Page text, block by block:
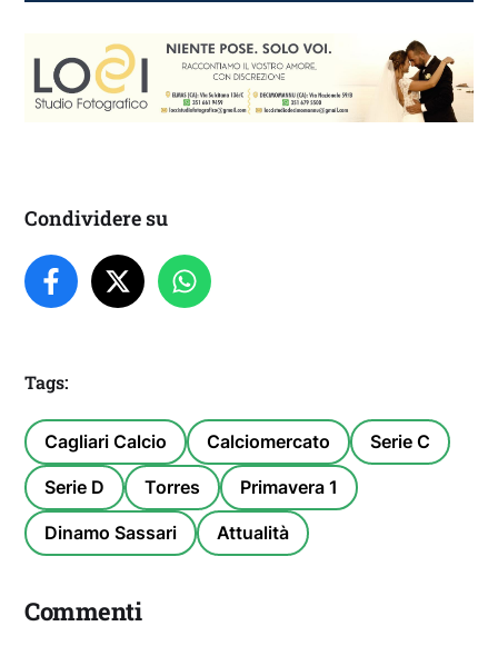
Condividere su
Tags:
Cagliari Calcio Calciomercato Serie C
Serie D Torres Primavera 1
Dinamo Sassari Attualità
Commenti